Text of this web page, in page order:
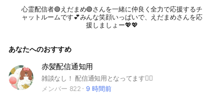
心霊配信者🟢えだまめ🟢さんを一緒に仲良く全力で応援するチ
ャットルームです💕みんな笑顔いっぱいで、えだまめさんを応
援しましょー💖💖
あなたへのおすすめ
赤髪配信通知用
雑談なし！ 配信通知用となってます🙇‍♂️
メンバー 822
9 時間前